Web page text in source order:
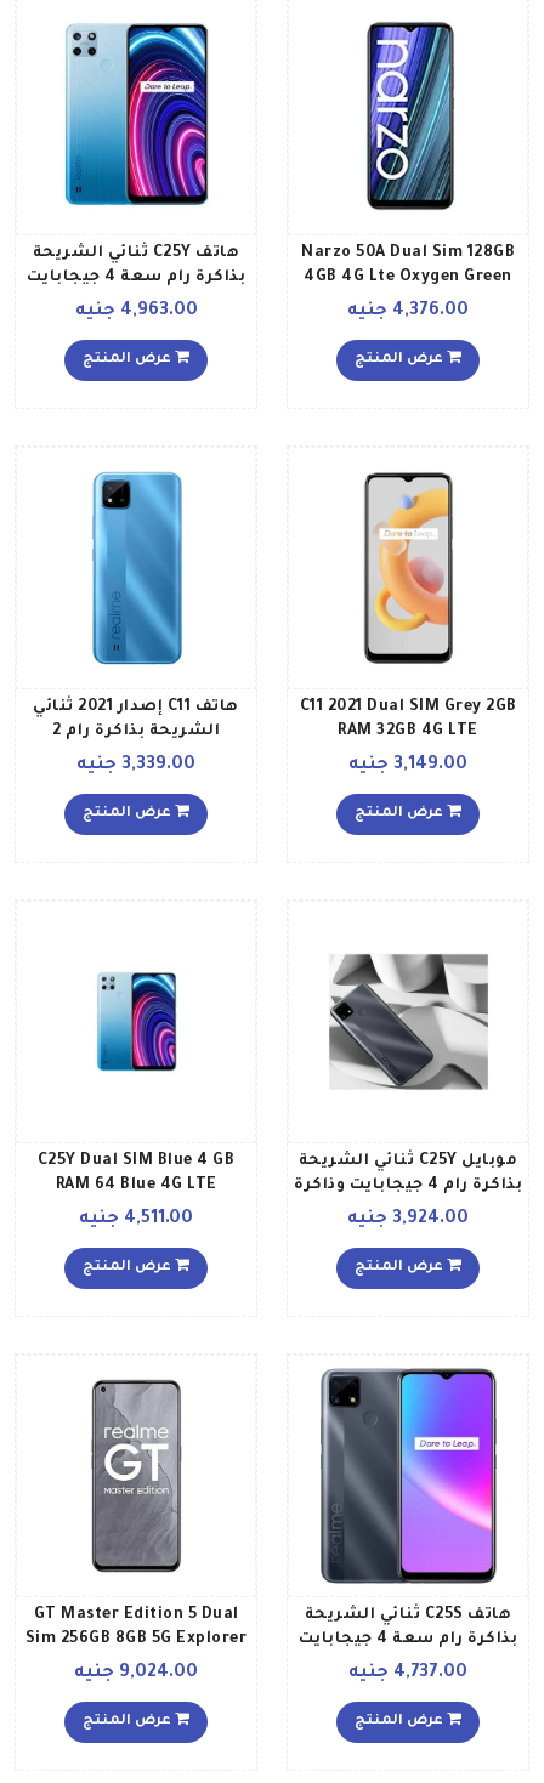
Narzo 50A Dual Sim 128GB
4GB 4G Lte Oxygen Green
4,376.00 جنيه
عرض المنتج
هاتف C25Y ثنائي الشريحة
بذاكرة رام سعة 4 جيجابايت
LTE بلون أزرق جليدي إصدار
الشرق الأوسط
4,963.00 جنيه
عرض المنتج
C11 2021 Dual SIM Grey 2GB
RAM 32GB 4G LTE
International Version
3,149.00 جنيه
عرض المنتج
هاتف C11 إصدار 2021 ثنائي
الشريحة بذاكرة رام 2
LTE باللون الأزرق إصدار
الشرق الأوسط
3,339.00 جنيه
عرض المنتج
موبايل C25Y ثنائي الشريحة
بذاكرة رام 4 جيجابايت وذاكرة
داخلية 64 جيجابايت ويدعم
ميتال إصدار الشرق الأوسط
3,924.00 جنيه
عرض المنتج
C25Y Dual SIM Blue 4 GB
RAM 64 Blue 4G LTE
4,511.00 جنيه
عرض المنتج
هاتف C25S ثنائي الشريحة
بذاكرة رام سعة 4 جيجابايت
LTE، لون رمادي مائي إصدار
4,737.00 جنيه
عرض المنتج
GT Master Edition 5 Dual
Sim 256GB 8GB 5G Explorer
Gray
9,024.00 جنيه
عرض المنتج